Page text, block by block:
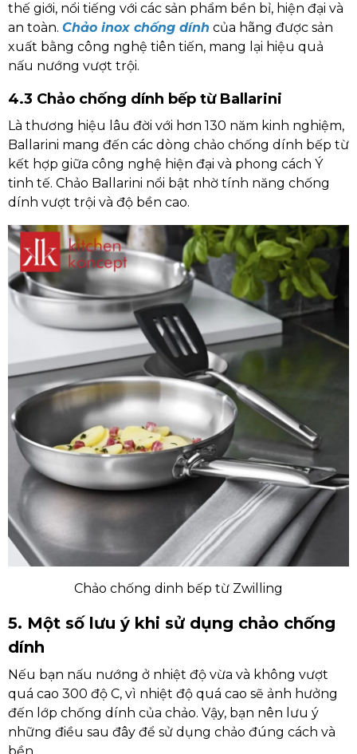
thế giới, nổi tiếng với các sản phẩm bền bỉ, hiện đại và
an toàn. Chảo inox chống dính của hãng được sản
xuất bằng công nghệ tiên tiến, mang lại hiệu quả
nấu nướng vượt trội.
4.3 Chảo chống dính bếp từ Ballarini
Là thương hiệu lâu đời với hơn 130 năm kinh nghiệm,
Ballarini mang đến các dòng chảo chống dính bếp từ
kết hợp giữa công nghệ hiện đại và phong cách Ý
tinh tế. Chảo Ballarini nổi bật nhờ tính năng chống
dính vượt trội và độ bền cao.
Chảo chống dinh bếp từ Zwilling
5. Một số lưu ý khi sử dụng chảo chống
dính
Nếu bạn nấu nướng ở nhiệt độ vừa và không vượt
quá cao 300 độ C, vì nhiệt độ quá cao sẽ ảnh hưởng
đến lớp chống dính của chảo. Vậy, bạn nên lưu ý
những điều sau đây để sử dụng chảo đúng cách và